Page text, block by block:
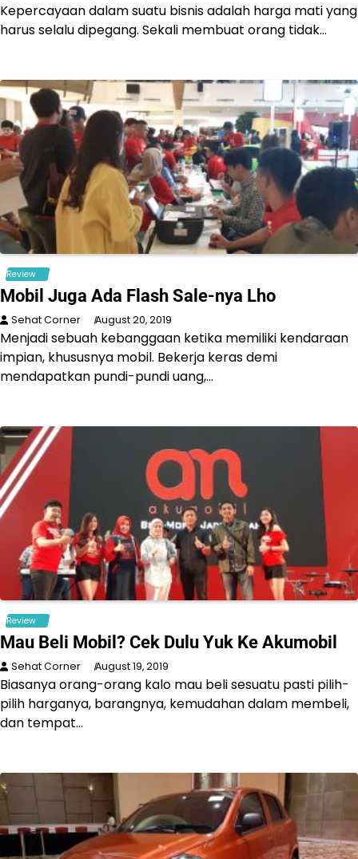
Kepercayaan dalam suatu bisnis adalah harga mati yang
harus selalu dipegang. Sekali membuat orang tidak…
Review
Mobil Juga Ada Flash Sale-nya Lho
Sehat Corner August 20, 2019
Menjadi sebuah kebanggaan ketika memiliki kendaraan
impian, khususnya mobil. Bekerja keras demi
mendapatkan pundi-pundi uang,…
Review
Mau Beli Mobil? Cek Dulu Yuk Ke Akumobil
Sehat Corner August 19, 2019
Biasanya orang-orang kalo mau beli sesuatu pasti pilih-
pilih harganya, barangnya, kemudahan dalam membeli,
dan tempat…